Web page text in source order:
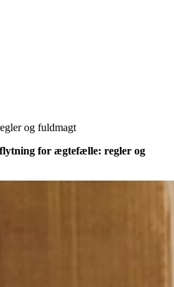
og fuldmagt
for ægtefælle: regler og